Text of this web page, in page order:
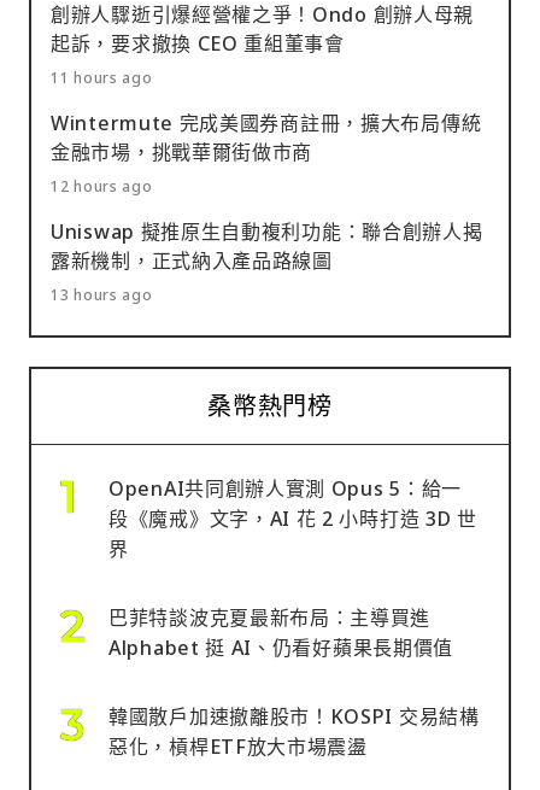
創辦人驟逝引爆經營權之爭！Ondo 創辦人母親
起訴，要求撤換 CEO 重組董事會
11 hours ago
Wintermute 完成美國券商註冊，擴大布局傳統
金融市場，挑戰華爾街做市商
12 hours ago
Uniswap 擬推原生自動複利功能：聯合創辦人揭
露新機制，正式納入產品路線圖
13 hours ago
桑幣熱門榜
OpenAI共同創辦人實測 Opus 5：給一
段《魔戒》文字，AI 花 2 小時打造 3D 世
界
巴菲特談波克夏最新布局：主導買進
Alphabet 挺 AI、仍看好蘋果長期價值
韓國散戶加速撤離股市！KOSPI 交易結構
惡化，槓桿ETF放大市場震盪